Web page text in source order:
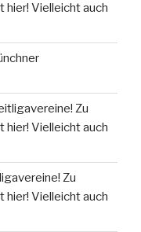
hier! Vielleicht auch
Zu
hier! Vielleicht auch
Zu
hier! Vielleicht auch